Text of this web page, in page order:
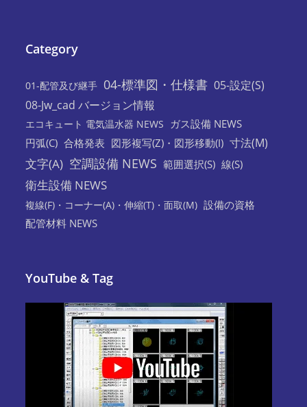
Category
01-配管及び継手 04-標準図・仕様書 05-設定(S)
08-Jw_cad バージョン情報
エコキュート 電気温水器 NEWS
ガス設備 NEWS
円弧(C) 合格発表 図形複写(Z)・図形移動(I) 寸法(M)
文字(A) 空調設備 NEWS 範囲選択(S) 線(S)
衛生設備 NEWS
複線(F)・コーナー(A)・伸縮(T)・面取(M) 設備の資格
配管材料 NEWS
YouTube & Tag